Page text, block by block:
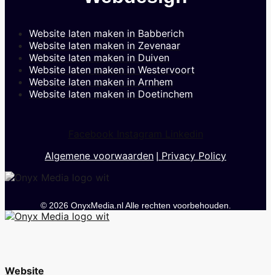
Website laten maken in Babberich
Website laten maken in Zevenaar
Website laten maken in Duiven
Website laten maken in Westervoort
Website laten maken in Arnhem
Website laten maken in Doetinchem
Algemene voorwaarden
Privacy Policy
© 2026 OnyxMedia.nl Alle rechten voorbehouden.
Website